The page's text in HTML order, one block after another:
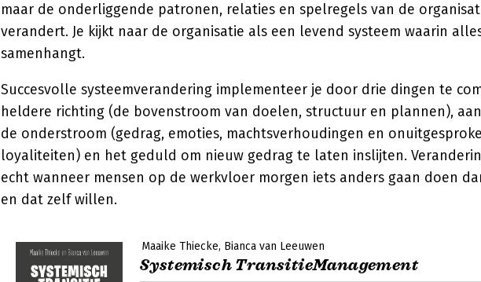
maar de onderliggende patronen, relaties en spelregels van de
verandert. Je kijkt naar de organisatie als een levend systeem waarin
samenhangt.
Succesvolle systeemverandering implementeer je door drie dingen te
heldere richting (de bovenstroom van doelen, structuur en plannen),
de onderstroom (gedrag, emoties, machtsverhoudingen en
loyaliteiten) en het geduld om nieuw gedrag te laten inslijten.
echt wanneer mensen op de werkvloer morgen iets anders gaan doen
en dat zelf willen.
Maaike Thiecke Bianca van Leeuwen
Systemisch TransitieManagement